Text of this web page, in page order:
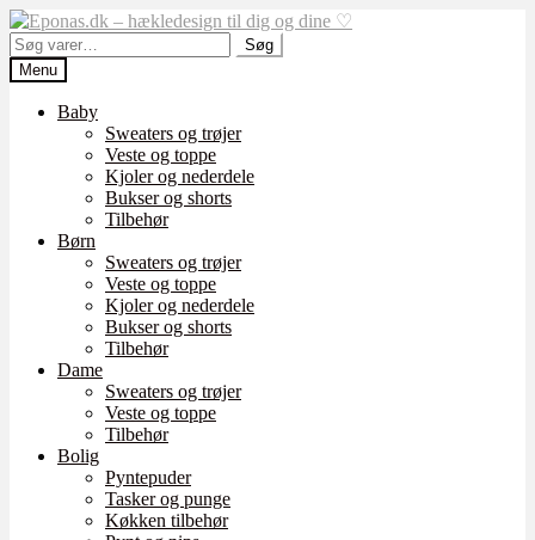
Spring
til
navigation
Spring
til
indhold
Søg
efter:
Søg
Menu
Baby
Sweaters og trøjer
Veste og toppe
Kjoler og nederdele
Bukser og shorts
Tilbehør
Børn
Sweaters og trøjer
Veste og toppe
Kjoler og nederdele
Bukser og shorts
Tilbehør
Dame
Sweaters og trøjer
Veste og toppe
Tilbehør
Bolig
Pyntepuder
Tasker og punge
Køkken tilbehør